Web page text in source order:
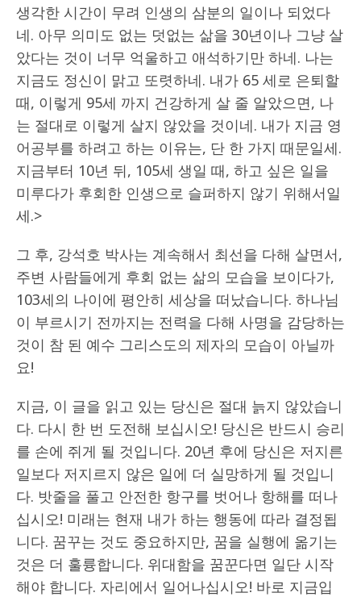
생각한 시간이 무려 인생의 삼분의 일이나 되었다
네. 아무 의미도 없는 덧없는 삶을 30년이나 그냥 살
았다는 것이 너무 억울하고 애석하기만 하네. 나는
지금도 정신이 맑고 또렷하네. 내가 65 세로 은퇴할
때, 이렇게 95세 까지 건강하게 살 줄 알았으면, 나
는 절대로 이렇게 살지 않았을 것이네. 내가 지금 영
어공부를 하려고 하는 이유는, 단 한 가지 때문일세.
지금부터 10년 뒤, 105세 생일 때, 하고 싶은 일을
미루다가 후회한 인생으로 슬퍼하지 않기 위해서일
세.>
그 후, 강석호 박사는 계속해서 최선을 다해 살면서,
주변 사람들에게 후회 없는 삶의 모습을 보이다가,
103세의 나이에 평안히 세상을 떠났습니다. 하나님
이 부르시기 전까지는 전력을 다해 사명을 감당하는
것이 참 된 예수 그리스도의 제자의 모습이 아닐까
요!
지금, 이 글을 읽고 있는 당신은 절대 늙지 않았습니
다. 다시 한 번 도전해 보십시오! 당신은 반드시 승리
를 손에 쥐게 될 것입니다. 20년 후에 당신은 저지른
일보다 저지르지 않은 일에 더 실망하게 될 것입니
다. 밧줄을 풀고 안전한 항구를 벗어나 항해를 떠나
십시오! 미래는 현재 내가 하는 행동에 따라 결정됩
니다. 꿈꾸는 것도 중요하지만, 꿈을 실행에 옮기는
것은 더 훌륭합니다. 위대함을 꿈꾼다면 일단 시작
해야 합니다. 자리에서 일어나십시오! 바로 지금입